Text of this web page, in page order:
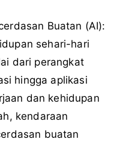
Buatan (AI):
sehari-hari
dari perangkat
hingga aplikasi
dan kehidupan
kendaraan
buatan